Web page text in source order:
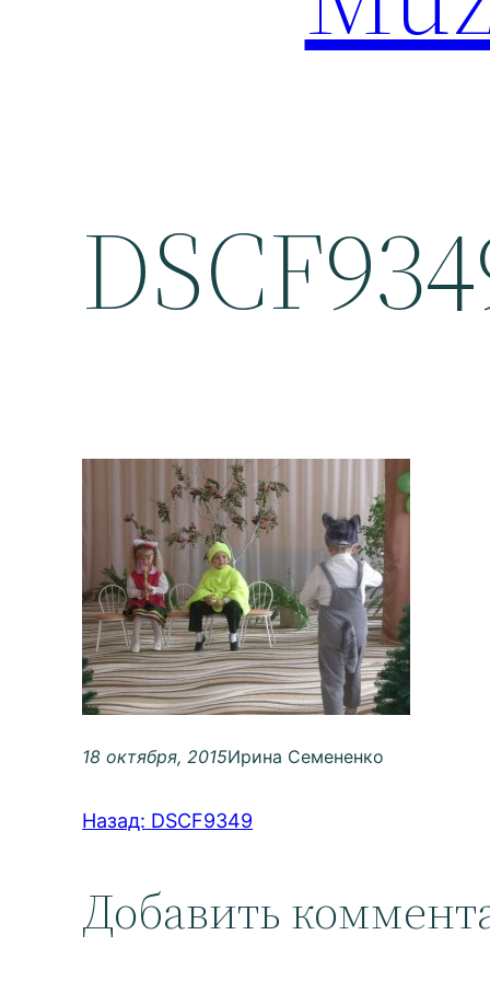
18 октября, 2015Ирина Семененко
Назад: DSCF9349
Добавить